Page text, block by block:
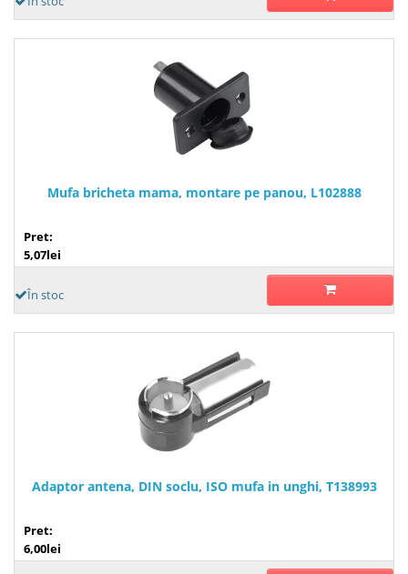
Mufa bricheta mama, montare pe panou, L102888
Pret:
5,07lei
În stoc
Adaptor antena, DIN soclu, ISO mufa in unghi, T138993
Pret:
6,00lei